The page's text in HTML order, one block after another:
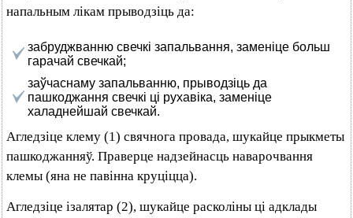
напальным лікам прыводзіць да:
забруджванню свечкі запальвання, заменіце больш
гарачай свечкай;
заўчаснаму запальванню, прыводзіць да
пашкоджання свечкі ці рухавіка, заменіце
халаднейшай свечкай.
Агледзіце клему (1) свячнога провада, шукайце прыкметы
пашкоджанняў. Праверце надзейнасць наварочвання
клемы (яна не павінна круціцца).
Агледзіце ізалятар (2), шукайце расколіны ці адклады